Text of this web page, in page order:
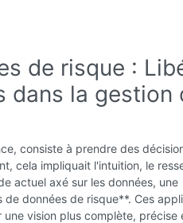
de risque :
dans la gestion
consiste à prendre des
cela impliquait l'intuition, le
actuel axé sur les données, une
données de risque**. Ces
vision plus complète, précise